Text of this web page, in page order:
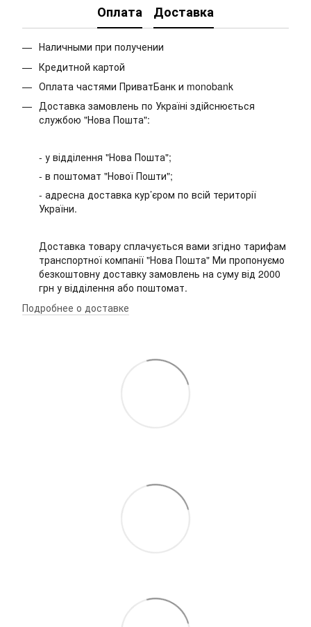
Оплата Доставка
Наличными при получении
Кредитной картой
Оплата частями ПриватБанк и monobank
Доставка замовлень по Україні здійснюється
службою "Нова Пошта":
- у відділення "Нова Пошта";
- в поштомат "Нової Пошти";
- адресна доставка кур’єром по всій території
України.
Доставка товару сплачується вами згідно тарифам
транспортної компанії "Нова Пошта" Ми пропонуємо
безкоштовну доставку замовлень на суму від 2000
грн у відділення або поштомат.
Подробнее о доставке